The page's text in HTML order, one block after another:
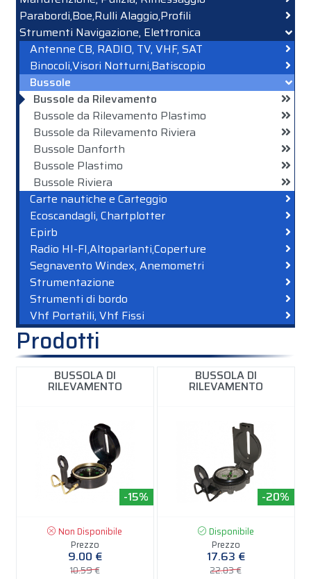
Parabordi,Boe,Rulli Alaggio,Profili
Strumenti Navigazione, Elettronica
Antenne CB, RADIO, TV, VHF, SAT
Binocoli,Visori Notturni,Batiscopio
Bussole
Bussole da Rilevamento
Bussole da Rilevamento Plastimo
Bussole da Rilevamento Riviera
Bussole Danforth
Bussole Plastimo
Bussole Riviera
Carte nautiche e Carteggio
Ecoscandagli, Chartplotter
Epirb
Radio HI-FI,Altoparlanti,Coperture
Segnavento Windex, Anemometri
Strumentazione
Strumenti di bordo
Vhf Portatili, Vhf Fissi
Prodotti
BUSSOLA DI
RILEVAMENTO
-15%
Non Disponibile
Prezzo
9.00 €
10.59 €
BUSSOLA DI
RILEVAMENTO
-20%
Disponibile
Prezzo
17.63 €
22.03 €